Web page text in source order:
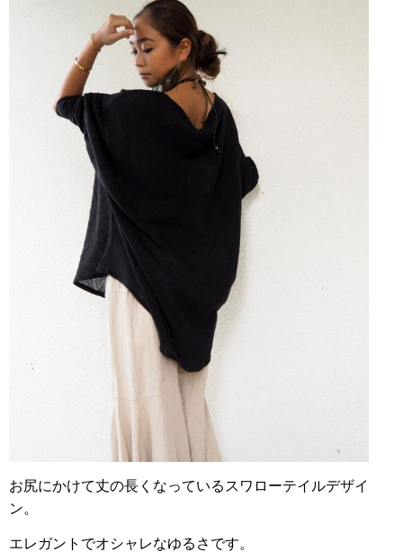
お尻にかけて丈の長くなっているスワローテイルデザイ
ン。
エレガントでオシャレなゆるさです。